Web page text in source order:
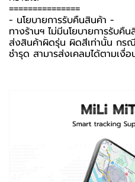
===============
-️ นโยบายการรับคืนสินค้า -️
ทางร้านฯ ไม่มีนโยบายการรับคื
ส่งสินค้าผิดรุ่น ผิดสีเท่านั้น กร
ชำรุด สามารส่งเคลมได้ตามเงื่อ